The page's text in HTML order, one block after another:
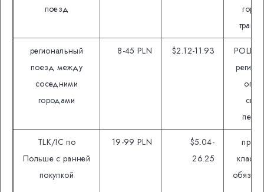
поезд
региональный
поезд между
соседними
городами
8-45 PLN $2.12-11.93
TLK/IC по
Польше с ранней
покупкой
19-99 PLN
$5.04-
26.25
класс